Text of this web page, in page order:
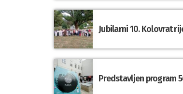
Jubilarni 10. Kolovrat
Predstavljen program